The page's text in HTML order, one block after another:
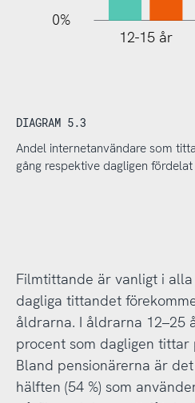
0%
12-15 år
DIAGRAM 5.3
Andel internetanvändare som
gång respektive dagligen
Filmtittande är vanligt i
dagliga tittandet
åldrarna. I åldrarna 12–25
procent som dagligen
Bland pensionärerna är
hälften (54 %) som